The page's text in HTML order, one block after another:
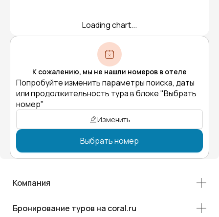
Loading chart...
К сожалению, мы не нашли номеров в отеле
Попробуйте изменить параметры поиска, даты
или продолжительность тура в блоке "Выбрать
номер"
Изменить
Выбрать номер
Компания
Бронирование туров на coral.ru